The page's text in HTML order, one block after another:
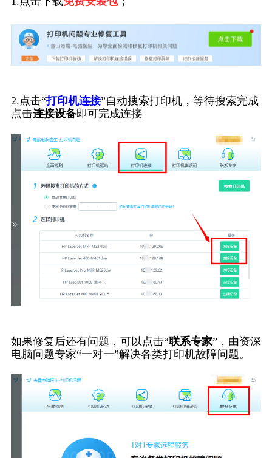
2.点击“打印机连接”自动搜索打印机，等待搜索完成
点击连接设备即可完成连接
如果修复后还有问题，可以点击“联系专家”，由资深
电脑问题专家“一对一”解决各类打印机故障问题。